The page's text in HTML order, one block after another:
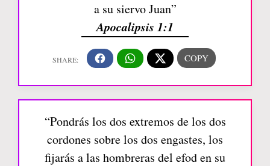
a su siervo Juan”
Apocalipsis 1:1
“Pondrás los dos extremos de los dos
cordones sobre los dos engastes, los
fijarás a las hombreras del efod en su